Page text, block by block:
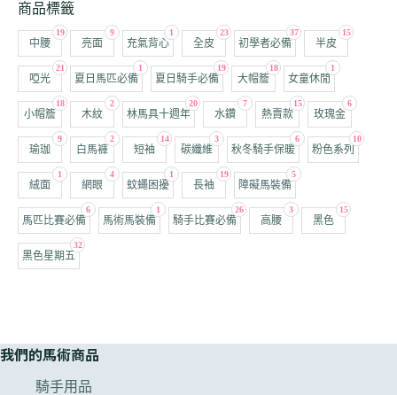
商品標籤
19
中腰
9
亮面
1
充氣背心
23
全皮
37
初學者必備
15
半皮
21
啞光
1
夏日馬匹必備
19
夏日騎手必備
18
大帽簷
1
女童休閒
18
小帽簷
2
木紋
20
林馬具十週年
7
水鑽
15
熱賣款
6
玫瑰金
9
瑜珈
2
白馬褲
14
短袖
3
碳纖維
6
秋冬騎手保暖
10
粉色系列
1
絨面
4
網眼
1
蚊蠅困擾
19
長袖
5
障礙馬裝備
6
馬匹比賽必備
1
馬術馬裝備
26
騎手比賽必備
3
高腰
15
黑色
32
黑色星期五
我們的馬術商品
騎手用品